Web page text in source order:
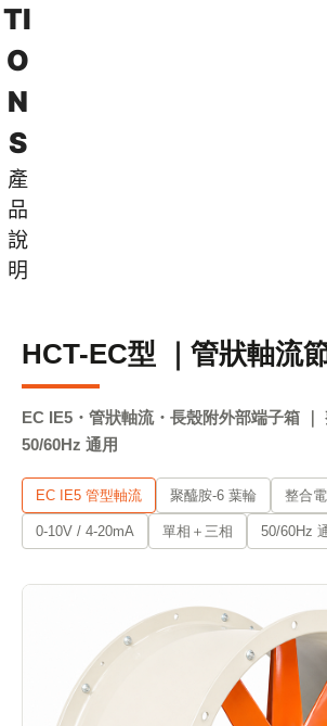
TI
O
N
S
產
品
說
明
HCT-EC型 ｜管狀軸流
EC IE5・管狀軸流・長殼附外部端子箱 ｜
50/60Hz 通用
EC IE5 管型軸流 聚醯胺-6 葉輪 整合
0-10V / 4-20mA 單相＋三相 50/60Hz